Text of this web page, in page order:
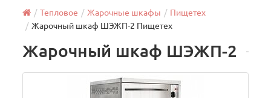
Тепловое Жарочные шкафы
Пищетех
Жарочный шкаф ШЭЖП-2 Пищетех
Жарочный шкаф ШЭЖП-2